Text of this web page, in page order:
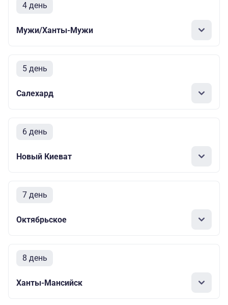
4 день
Мужи/Ханты-Мужи
5 день
Салехард
6 день
Новый Киеват
7 день
Октябрьское
8 день
Ханты-Мансийск